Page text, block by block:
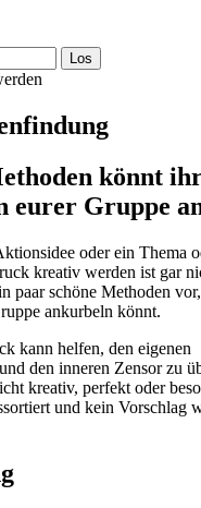
könnt
eurer Gruppe
oder ein Thema
kreativ werden ist gar
paar schöne Methoden
ankurbeln könnt.
kann helfen, den eigenen
den inneren Zensor zu
kreativ, perfekt oder
und kein Vorschlag